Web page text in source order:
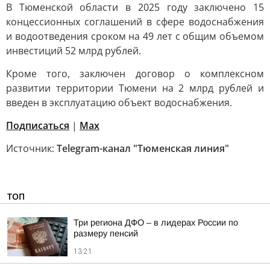
В Тюменской области в 2025 году заключено 15
концессионных соглашений в сфере водоснабжения
и водоотведения сроком на 49 лет с общим объемом
инвестиций 52 млрд рублей.
Кроме того, заключен договор о комплексном
развитии территории Тюмени на 2 млрд рублей и
введен в эксплуатацию объект водоснабжения.
Подписаться | Мах
Источник: Telegram-канал "Тюменская линия"
ТОП
Три региона ДФО – в лидерах России по
размеру пенсий
13:21